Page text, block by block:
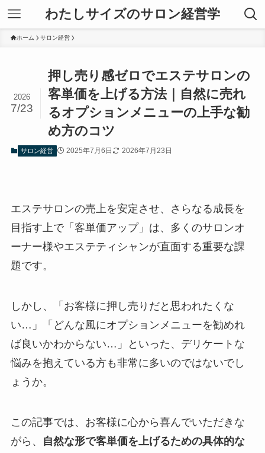
わたしサイズのサロン経営学
ホーム サロン経営
押し売り感ゼロでエステサロンの
客単価を上げる方法｜自然に売れ
るオプションメニューの上手な勧
め方のコツ
2026
7/23
サロン経営 2025年7月6日 2026年7月23日
エステサロンの売上を安定させ、さらなる成長を
目指す上で「客単価アップ」は、多くのサロンオ
ーナー様やエステティシャンが直面する重要な課
題です。
しかし、「お客様に押し売りだと思われたくな
い…」「どんな風にオプションメニューを勧めれ
ば良いかわからない…」といった、デリケートな
悩みを抱えている方も非常に多いのではないでし
ょうか。
この記事では、お客様に心から喜んでいただきな
がら、
自然な形で客単価を上げるための具体的な